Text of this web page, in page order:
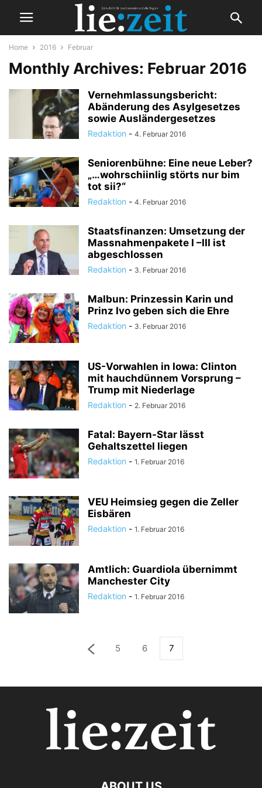
Home 2016 Februar
Monthly Archives: Februar 2016
Vernehmlassungsbericht:
Abänderung des Asylgesetzes
sowie Ausländergesetzes
Redaktion - 4. Februar 2016
Seniorenbühne: Eine neue Leber?
„…wohrschiinlig störts nur bim
tot sii?“
Redaktion - 4. Februar 2016
Staatsfinanzen: Umsetzung der
Massnahmenpakete I –III ist
abgeschlossen
Redaktion - 3. Februar 2016
Malbun: Prinzessin Karin und
Prinz Ivo geben sich die Ehre
Redaktion - 3. Februar 2016
US-Vorwahlen in Iowa: Clinton
mit hauchdünnem Vorsprung –
Trump mit Niederlage
Redaktion - 2. Februar 2016
Fatal: Bayern-Star lässt
Gehaltszettel liegen
Redaktion - 1. Februar 2016
VEU Heimsieg gegen die Zeller
Eisbären
Redaktion - 1. Februar 2016
Amtlich: Guardiola übernimmt
Manchester City
Redaktion - 1. Februar 2016
5 6 7